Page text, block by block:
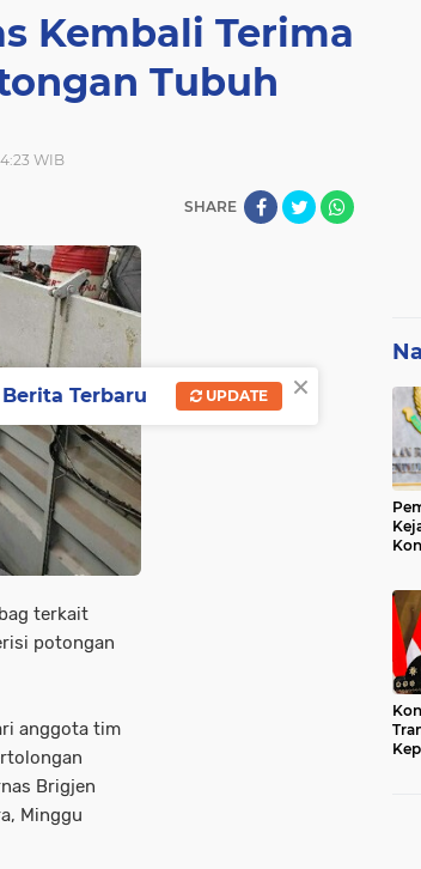
Kembali Terima
Tubuh
WIB
SHARE
terkait
potongan
anggota tim
Brigjen
Minggu
×
Berita Terbaru UPDATE